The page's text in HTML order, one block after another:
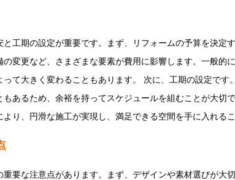
工期の設定が重要です。まず、リフォームの予算を決定
変更など、さまざまな要素が費用に影響します。一般的
て大きく変わることもあります。 次に、工期の設定で
あるため、余裕を持ってスケジュールを組むことが大切
り、円滑な施工が実現し、満足できる空間を手に入れるこ
要な注意点があります。まず、デザインや素材選びが大